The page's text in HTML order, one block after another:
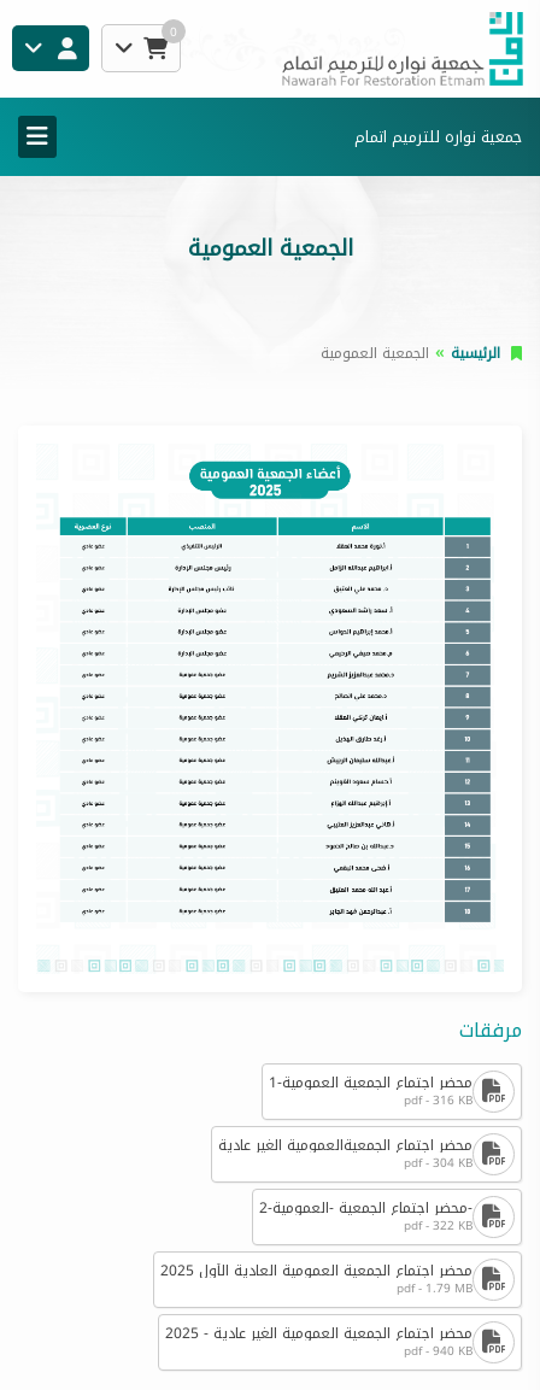
0
جمعية نواره للترميم اتمام
الجمعية العمومية
الرئيسية الجمعية العمومية
مرفقات
محضر اجتماع الجمعية العمومية-1
pdf - 316 KB
محضر اجتماع الجمعيةالعمومية الغير عادية
pdf - 304 KB
-محضر اجتماع الجمعية -العمومية-2
pdf - 322 KB
محضر اجتماع الجمعية العمومية العادية الأول 2025
pdf - 1.79 MB
محضر اجتماع الجمعية العمومية الغير عادية - 2025
pdf - 940 KB